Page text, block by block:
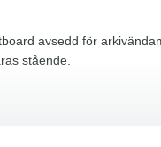
avsedd för
stående.